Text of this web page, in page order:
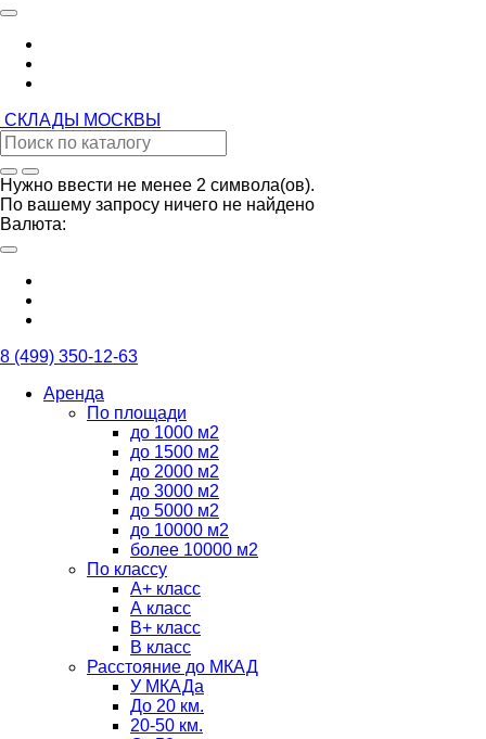
СКЛАДЫ МОСКВЫ
Нужно ввести не менее 2 символа(ов).
По вашему запросу ничего не найдено
Валюта:
8 (499) 350-12-63
Аренда
По площади
до 1000 м2
до 1500 м2
до 2000 м2
до 3000 м2
до 5000 м2
до 10000 м2
более 10000 м2
По классу
А+ класс
А класс
B+ класс
В класс
Расстояние до МКАД
У МКАДа
До 20 км.
20-50 км.